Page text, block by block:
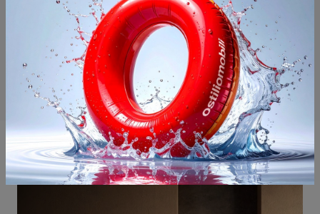
Potrebbero piacerti anche